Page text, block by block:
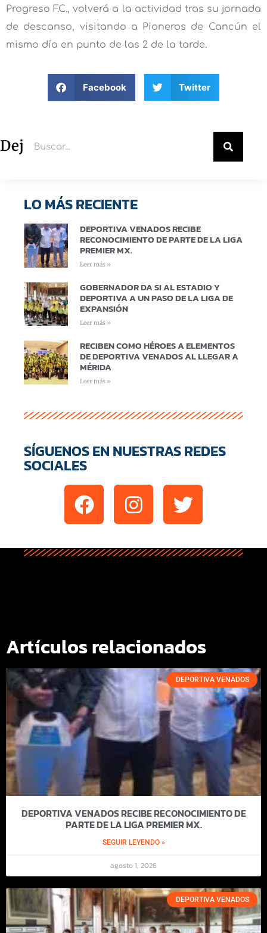
Progreso F.C., volverá a la actividad tras su jornada
de descanso, visitando a Pioneros de Cancún el
mismo día en punto de las 2 de la tarde.
Facebook Twitter
Deja un comentario
LO MÁS RECIENTE
DEPORTIVA VENADOS RECIBE
RECONOCIMIENTO DE PARTE DE LA LIGA
PREMIER MX.
Leer más »
GOBERNADOR DA SI AL ESTADIO Y
DEPORTIVA A UN PASO DE LA LIGA DE
EXPANSIÓN
Leer más »
RECIBEN COMO HÉROES A ELEMENTOS
DE DEPORTIVA VENADOS AL LLEGAR A
MÉRIDA
Leer más »
SÍGUENOS EN NUESTRAS REDES
SOCIALES
Artículos relacionados
DEPORTIVA VENADOS
DEPORTIVA VENADOS RECIBE RECONOCIMIENTO DE
PARTE DE LA LIGA PREMIER MX.
SEGUIR LEYENDO »
agosto 1, 2026
DEPORTIVA VENADOS